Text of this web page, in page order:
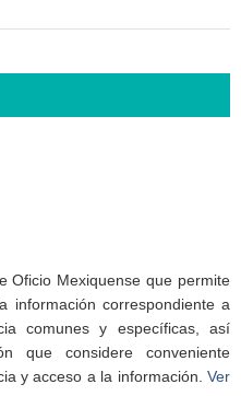
Oficio Mexiquense que permite
información correspondiente a
comunes y específicas, así
que considere conveniente
y acceso a la información. Ver